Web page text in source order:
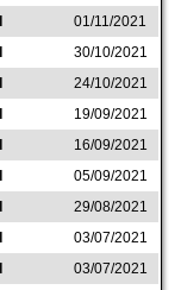
01/11/2021
30/10/2021
24/10/2021
19/09/2021
16/09/2021
05/09/2021
29/08/2021
03/07/2021
03/07/2021